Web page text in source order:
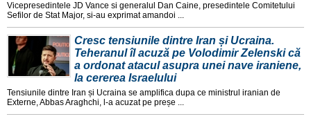
Vicepresedintele JD Vance si generalul Dan Caine, presedintele Comitetului
Sefilor de Stat Major, si-au exprimat amandoi ...
Cresc tensiunile dintre Iran și Ucraina.
Teheranul îl acuză pe Volodimir Zelenski că
a ordonat atacul asupra unei nave iraniene,
la cererea Israelului
Tensiunile dintre Iran și Ucraina se amplifica dupa ce ministrul iranian de
Externe, Abbas Araghchi, l-a acuzat pe preșe ...